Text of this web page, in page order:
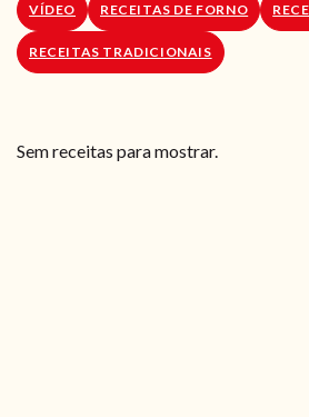
LOJA
VÍDEO RECEITAS DE FORNO
RECEITAS TRADICIONAIS
Sem receitas para mostrar.